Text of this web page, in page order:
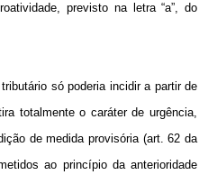
previsto na letra “a”, do
só poderia incidir a partir de
totalmente o caráter de urgência,
de medida provisória (art. 62 da
ao princípio da anterioridade